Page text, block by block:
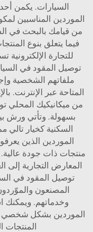
السيارات. يكمن
الموردين المناسبين
من قيامك بالبحث في
للتجارة
توصيل المقود في
ملفاتهم الشخصية
المتاحة عبر الإنترنت.
من ميكانيكيك المحلي
بسهولة. وتأتي ورش
السكنية كخيار تالي
الموردين الذين
منتجات ذات جودة
المعارض التجارية إلى
توصيل المقود في
المصنعون
وخدماتهم. ويمكنك
الموردين بشكل شخصي
المنتجات